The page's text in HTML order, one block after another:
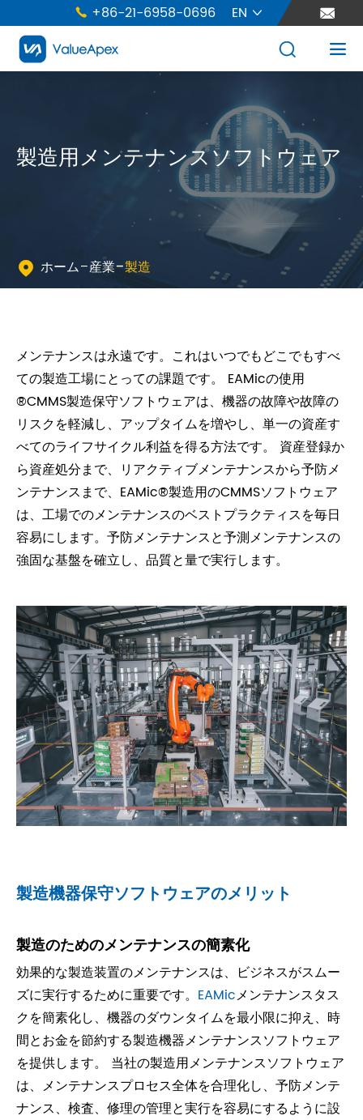
 +86-21-6958-0696 EN  
 
製造用メンテナンスソフトウェア
 ホーム 産業 製造
メンテナンスは永遠です。これはいつでもどこでもすべ
ての製造工場にとっての課題です。 EAMicの使用
®CMMS製造保守ソフトウェアは、機器の故障や故障の
リスクを軽減し、アップタイムを増やし、単一の資産す
べてのライフサイクル利益を得る方法です。 資産登録か
ら資産処分まで、リアクティブメンテナンスから予防メ
ンテナンスまで、EAMic®製造用のCMMSソフトウェア
は、工場でのメンテナンスのベストプラクティスを毎日
容易にします。予防メンテナンスと予測メンテナンスの
強固な基盤を確立し、品質と量で実行します。
製造機器保守ソフトウェアのメリット
製造のためのメンテナンスの簡素化
効果的な製造装置のメンテナンスは、ビジネスがスムー
ズに実行するために重要です。 EAMicメンテナンスタス
クを簡素化し、機器のダウンタイムを最小限に抑え、時
間とお金を節約する製造機器メンテナンスソフトウェア
を提供します。 当社の製造用メンテナンスソフトウェア
は、メンテナンスプロセス全体を合理化し、予防メンテ
ナンス、検査、修理の管理と実行を容易にするように設